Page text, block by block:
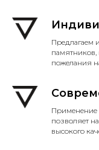
Предлагаем
пожелания
Применение
позволяет
высокого